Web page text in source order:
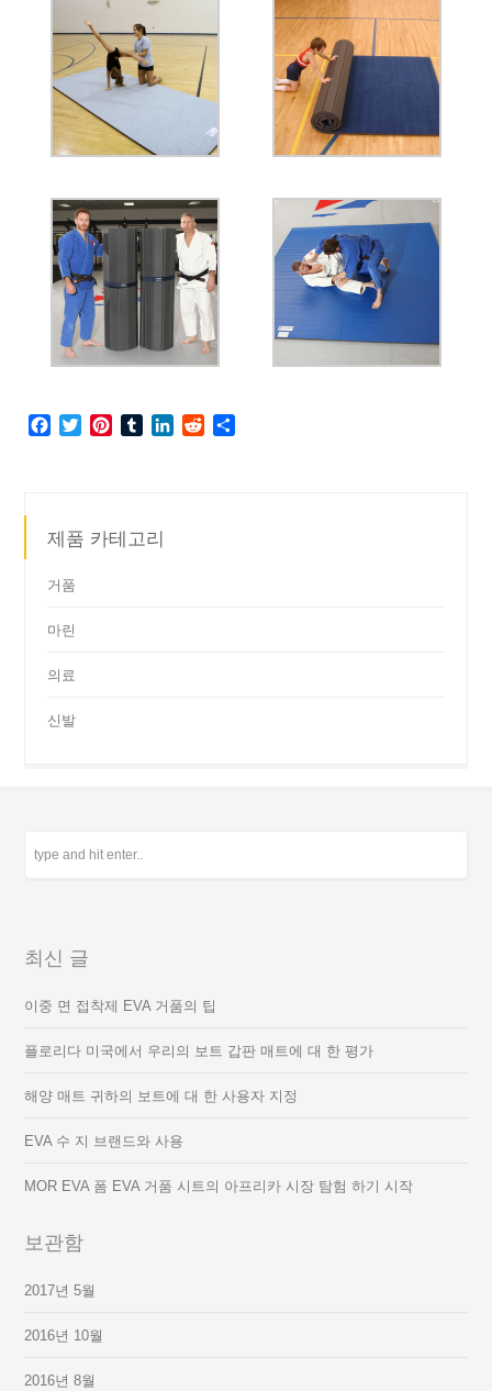
Facebook
TwitterPinterestTumblrLinkedInReddit
제품 카테고리
거품
마린
의료
신발
최신 글
이중 면 접착제 EVA 거품의 팁
플로리다 미국에서 우리의 보트 갑판 매트에 대 한 평가
해양 매트 귀하의 보트에 대 한 사용자 지정
EVA 수 지 브랜드와 사용
MOR EVA 폼 EVA 거품 시트의 아프리카 시장 탐험 하기 시작
보관함
2017년 5월
2016년 10월
2016년 8월